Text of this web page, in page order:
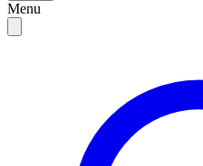
Menu